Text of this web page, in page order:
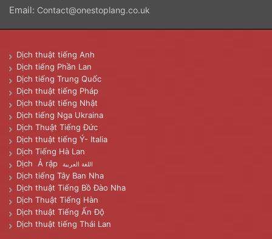
Email: Contact@onestoplang.co.uk
Dịch thuật tiếng Anh
Dịch tiếng Phần Lan
Dịch tiếng Trung Quốc
Dịch thuật tiếng Pháp
Dịch thuật tiếng Nhật
Dịch tiếng Nga Ukraina
Dịch Thuật Tiếng Đức
Dịch thuật tiếng Ý- Italia
Dịch Tiếng Hà Lan
Dịch Ả rập
اللغة العربية
Dịch tiếng Tây Ban Nha
Dịch thuật Tiếng Bồ Đào Nha
Dịch Thuật Tiếng Hàn
Dịch thuật Tiếng Ấn Độ
Dịch thuật tiếng Thái Lan